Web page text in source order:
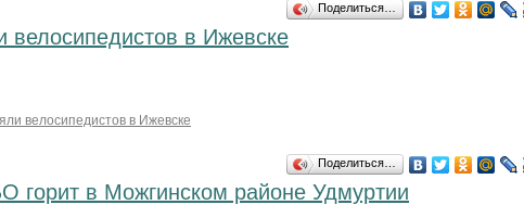
Поделиться…
велосипедистов в Ижевске
велосипедистов в Ижевске
Поделиться…
горит в Можгинском районе Удмуртии